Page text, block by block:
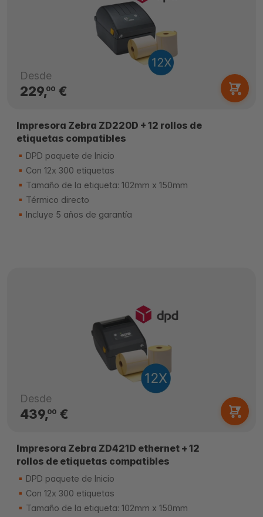
Desde
229,00€
Impresora Zebra ZD220D + 12 rollos de
etiquetas compatibles
DPD paquete de Inicio
Con 12x 300 etiquetas
Tamaño de la etiqueta: 102mm x 150mm
Térmico directo
Incluye 5 años de garantía
Desde
439,00€
Impresora Zebra ZD421D ethernet + 12
rollos de etiquetas compatibles
DPD paquete de Inicio
Con 12x 300 etiquetas
Tamaño de la etiqueta: 102mm x 150mm